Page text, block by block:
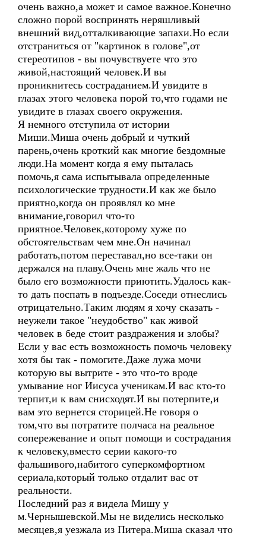
очень важно,а может и самое важное.Конечно
сложно порой воспринять неряшливый
внешний вид,отталкивающие запахи.Но если
отстраниться от "картинок в голове",от
стереотипов - вы почувствуете что это
живой,настоящий человек.И вы
проникнитесь состраданием.И увидите в
глазах этого человека порой то,что годами не
увидите в глазах своего окружения.
Я немного отступила от истории
Миши.Миша очень добрый и чуткий
парень,очень кроткий как многие бездомные
люди.На момент когда я ему пыталась
помочь,я сама испытывала определенные
психологические трудности.И как же было
приятно,когда он проявлял ко мне
внимание,говорил что-то
приятное.Человек,которому хуже по
обстоятельствам чем мне.Он начинал
работать,потом переставал,но все-таки он
держался на плаву.Очень мне жаль что не
было его возможности приютить.Удалось как-
то дать поспать в подъезде.Соседи отнеслись
отрицательно.Таким людям я хочу сказать -
неужели такое "неудобство" как живой
человек в беде стоит раздражения и злобы?
Если у вас есть возможность помочь человеку
хотя бы так - помогите.Даже лужа мочи
которую вы вытрите - это что-то вроде
умывание ног Иисуса ученикам.И вас кто-то
терпит,и к вам снисходят.И вы потерпите,и
вам это вернется сторицей.Не говоря о
том,что вы потратите полчаса на реальное
сопережевание и опыт помощи и сострадания
к человеку,вместо серии какого-то
фальшивого,набитого суперкомфортном
сериала,который только отдалит вас от
реальности.
Последний раз я видела Мишу у
м.Чернышевской.Мы не виделись несколько
месяцев,я уезжала из Питера.Миша сказал что